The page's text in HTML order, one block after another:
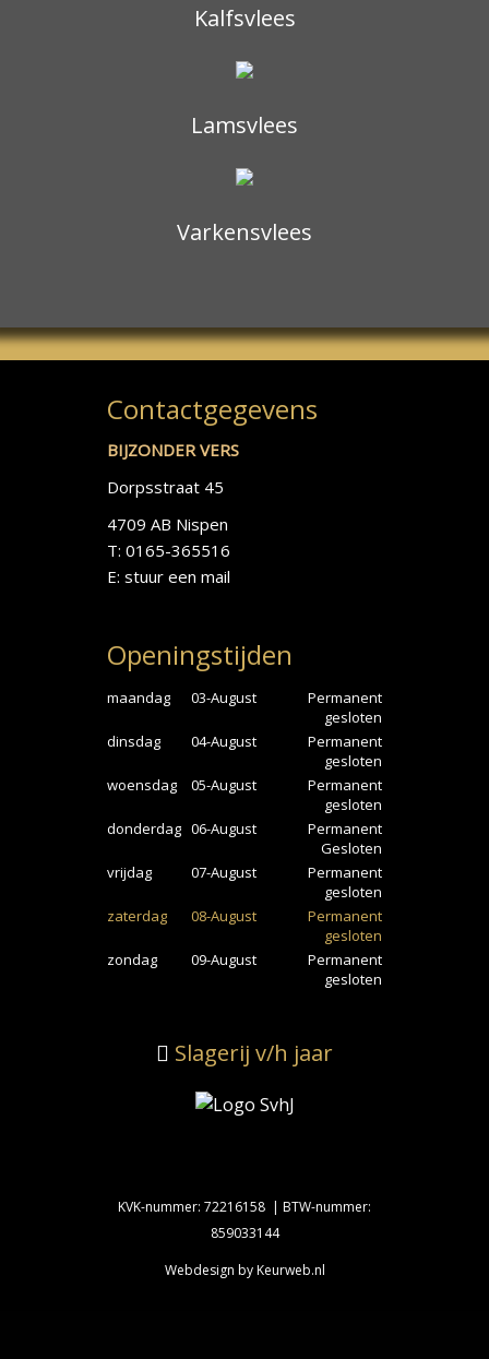
Kalfsvlees
Lamsvlees
Varkensvlees
Contactgegevens
BIJZONDER VERS
Dorpsstraat 45
4709 AB Nispen
T: 0165-365516
E: stuur een mail
Openingstijden
maandag 03-August
Permanent
gesloten
dinsdag
04-August
Permanent
gesloten
woensdag
05-August
Permanent
gesloten
donderdag 06-August
Permanent
Gesloten
vrijdag
07-August
Permanent
gesloten
zaterdag
08-August
Permanent
gesloten
zondag
09-August
Permanent
gesloten
Slagerij v/h jaar
KVK-nummer: 72216158 | BTW-nummer:
859033144
Webdesign by Keurweb.nl